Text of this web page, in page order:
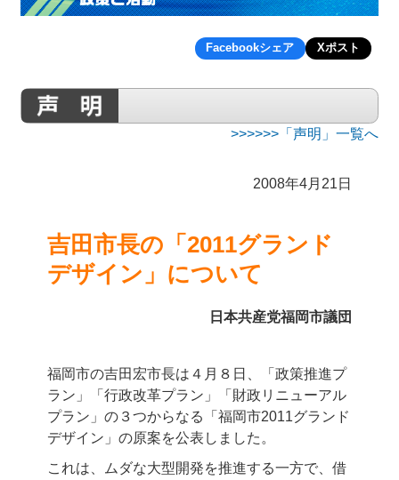
Facebookシェア Xポスト
>>>「声明」一覧へ
2008年4月21日
吉田市長の「2011グランド
デザイン」について
日本共産党福岡市議団
福岡市の吉田宏市長は４月８日、「政策推進プ
ラン」「行政改革プラン」「財政リニューアル
プラン」の３つからなる「福岡市2011グランド
デザイン」の原案を公表しました。
これは、ムダな大型開発を推進する一方で、借